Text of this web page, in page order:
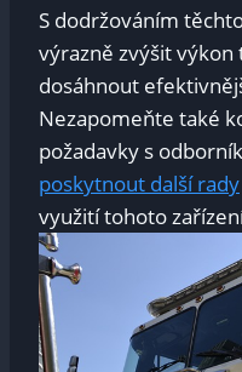
S dodržováním
výrazně zvýšit výkon
dosáhnout
Nezapomeňte také
požadavky s
poskytnout další rady
využití tohoto